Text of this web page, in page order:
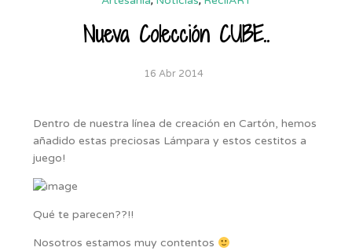
Nueva Colección CUBE..
16 Abr 2014
Dentro de nuestra línea de creación en Cartón, hemos
añadido estas preciosas Lámpara y estos cestitos a
juego!
Qué te parecen??!!
Nosotros estamos muy contentos